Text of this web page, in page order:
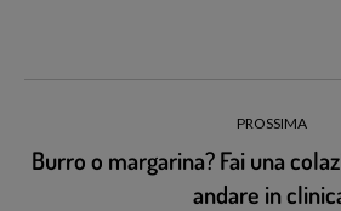
PROSSIMA
Burro o margarina? Fai una
andare in